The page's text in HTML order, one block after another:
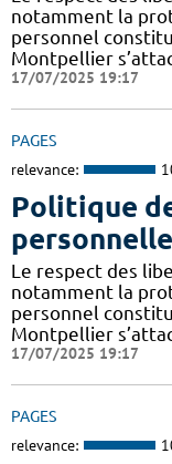
notamment la
personnel
Montpellier
17/07/2025 19:17
PAGES
relevance:
Politique
Le respect des
notamment la
personnel
Montpellier
17/07/2025 19:17
PAGES
relevance: